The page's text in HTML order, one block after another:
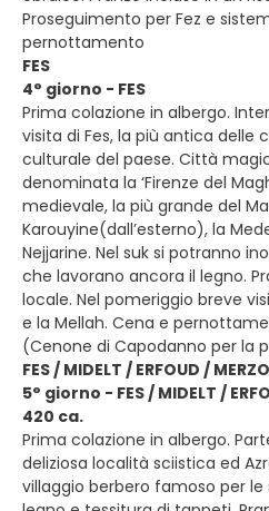
Proseguimento per Fez e
pernottamento
FES
4° giorno - FES
Prima colazione in albergo.
visita di Fes, la più antica delle
culturale del paese. Città
denominata la ‘Firenze del
medievale, la più grande del
Karouyine(dall’esterno), la
Nejjarine. Nel suk si potranno
che lavorano ancora il legno.
locale. Nel pomeriggio breve
e la Mellah. Cena e
(Cenone di Capodanno per la
FES / MIDELT / ERFOUD /
5° giorno - FES / MIDELT /
420 ca.
Prima colazione in albergo.
deliziosa località sciistica ed
villaggio berbero famoso per